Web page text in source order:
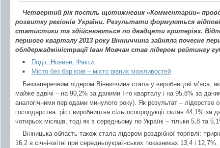
Четвертий рік поспіль щотижневик «Комментарии»
розвитку регіонів України. Результати формуються
статистики та здійснюються по двадцяти критеріях.
першого кварталу 2013 року Вінниччина зайняла почесне
облдержадміністрації Іван Мовчан став лідером рейтингу
Події. Новини. Факти.
Місто без бар’єрів – місто рівних можливостей
Беззаперечним лідером Вінниччина стала у виробництві м’яса,
майже вдвічі – на 90,2% за даними І-го кварталу і на 95,8% за
аналогічними періодами минулого року). Як результат – лідерство
господарства: ріст виробництва сільгосппродукції склав 44,1%
чотирьох місяців, тоді як в середньому по Україні – тільки 5,8 та
Вінницька область також стала лідером роздрібної торгівлі:
16,2 в січні-квітні при середньоукраїнських показниках 13,4 і